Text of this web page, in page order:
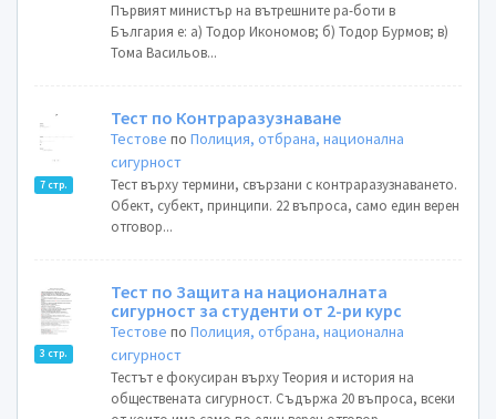
Първият министър на вътрешните ра-боти в
България е: а) Тодор Икономов; б) Тодор Бурмов; в)
Тома Васильов...
7 стр.
Тест по Контраразузнаване
Тестове поПолиция, отбрана, национална
сигурност
Тест върху термини, свързани с контраразузнаването.
Обект, субект, принципи. 22 въпроса, само един верен
отговор...
3 стр.
Тест по Защита на националната
сигурност за студенти от 2-ри курс
Тестове поПолиция, отбрана, национална
сигурност
Тестът е фокусиран върху Теория и история на
обществената сигурност. Съдържа 20 въпроса, всеки